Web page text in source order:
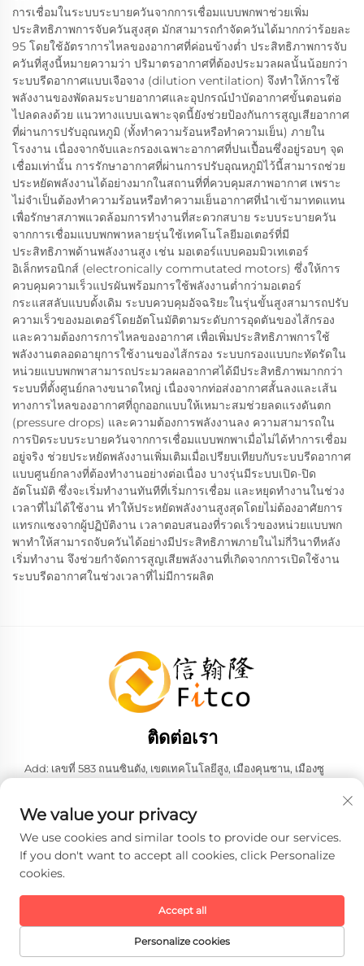
การเชื่อมในระบบระบายควันจากการเชื่อมแบบพกพาช่วยเพิ่ม
ประสิทธิภาพการจับควันสูงสุด มักสามารถกำจัดควันได้มากกว่าร้อยละ
95 โดยใช้อัตราการไหลของอากาศที่ค่อนข้างต่ำ ประสิทธิภาพการจับ
ควันที่สูงนี้หมายความว่า ปริมาตรอากาศที่ต้องประมวลผลนั้นน้อยกว่า
ระบบรีดอากาศแบบเจือจาง (dilution ventilation) จึงทำให้การใช้
พลังงานของพัดลมระบายอากาศและอุปกรณ์บำบัดอากาศขั้นตอนต่อ
ไปลดลงด้วย แนวทางแบบเฉพาะจุดนี้ยังช่วยป้องกันการสูญเสียอากาศ
ที่ผ่านการปรับอุณหภูมิ (ทั้งทำความร้อนหรือทำความเย็น) ภายใน
โรงงาน เนื่องจากจับและกรองเฉพาะอากาศที่ปนเปื้อนซึ่งอยู่รอบๆ จุด
เชื่อมเท่านั้น การรักษาอากาศที่ผ่านการปรับอุณหภูมิไว้นี้สามารถช่วย
ประหยัดพลังงานได้อย่างมากในสถานที่ที่ควบคุมสภาพอากาศ เพราะ
ไม่จำเป็นต้องทำความร้อนหรือทำความเย็นอากาศที่นำเข้ามาทดแทน
เพื่อรักษาสภาพแวดล้อมการทำงานที่สะดวกสบาย ระบบระบายควัน
จากการเชื่อมแบบพกพาหลายรุ่นใช้เทคโนโลยีมอเตอร์ที่มี
ประสิทธิภาพด้านพลังงานสูง เช่น มอเตอร์แบบคอมมิวเทเตอร์
อิเล็กทรอนิกส์ (electronically commutated motors) ซึ่งให้การ
ควบคุมความเร็วแปรผันพร้อมการใช้พลังงานต่ำกว่ามอเตอร์
กระแสสลับแบบดั้งเดิม ระบบควบคุมอัจฉริยะในรุ่นขั้นสูงสามารถปรับ
ความเร็วของมอเตอร์โดยอัตโนมัติตามระดับการอุดตันของไส้กรอง
และความต้องการการไหลของอากาศ เพื่อเพิ่มประสิทธิภาพการใช้
พลังงานตลอดอายุการใช้งานของไส้กรอง ระบบกรองแบบกะทัดรัดใน
หน่วยแบบพกพาสามารถประมวลผลอากาศได้มีประสิทธิภาพมากกว่า
ระบบที่ตั้งศูนย์กลางขนาดใหญ่ เนื่องจากท่อส่งอากาศสั้นลงและเส้น
ทางการไหลของอากาศที่ถูกออกแบบให้เหมาะสมช่วยลดแรงดันตก
(pressure drops) และความต้องการพลังงานลง ความสามารถใน
การปิดระบบระบายควันจากการเชื่อมแบบพกพาเมื่อไม่ได้ทำการเชื่อม
อยู่จริง ช่วยประหยัดพลังงานเพิ่มเติมเมื่อเปรียบเทียบกับระบบรีดอากาศ
แบบศูนย์กลางที่ต้องทำงานอย่างต่อเนื่อง บางรุ่นมีระบบเปิด-ปิด
อัตโนมัติ ซึ่งจะเริ่มทำงานทันทีที่เริ่มการเชื่อม และหยุดทำงานในช่วง
เวลาที่ไม่ได้ใช้งาน ทำให้ประหยัดพลังงานสูงสุดโดยไม่ต้องอาศัยการ
แทรกแซงจากผู้ปฏิบัติงาน เวลาตอบสนองที่รวดเร็วของหน่วยแบบพก
พาทำให้สามารถจับควันได้อย่างมีประสิทธิภาพภายในไม่กี่วินาทีหลัง
เริ่มทำงาน จึงช่วยกำจัดการสูญเสียพลังงานที่เกิดจากการเปิดใช้งาน
ระบบรีดอากาศในช่วงเวลาที่ไม่มีการผลิต
ติดต่อเรา
Add: เลขที่ 583 ถนนซินตัง, เขตเทคโนโลยีสูง, เมืองคุนซาน, เมืองซู
โทร:+86-137 6186 0079
อีเมล:[email protected]
นโยบายความเป็นส่วนตัว
We value your privacy
We use cookies and similar tools to provide our services.
If you don't want to accept all cookies, click Personalize
cookies.
Personalize cookies
Accept all